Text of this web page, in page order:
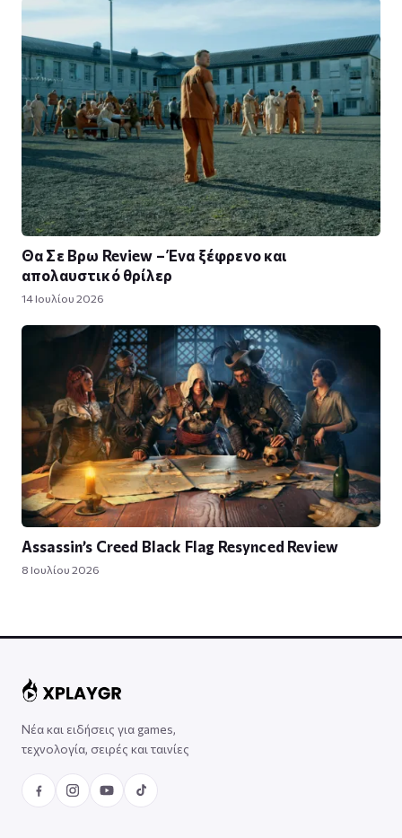
Θα Σε Βρω Review – Ένα ξέφρενο και
απολαυστικό θρίλερ
14 Ιουλίου 2026
Assassin’s Creed Black Flag Resynced Review
8 Ιουλίου 2026
Νέα και ειδήσεις για games,
τεχνολογία, σειρές και ταινίες